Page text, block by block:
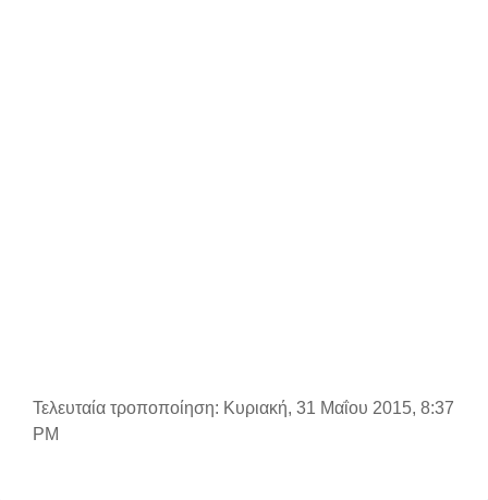
Τελευταία τροποποίηση: Κυριακή, 31 Μαΐου 2015, 8:37
PM